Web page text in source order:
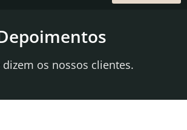
dizem os nossos clientes.